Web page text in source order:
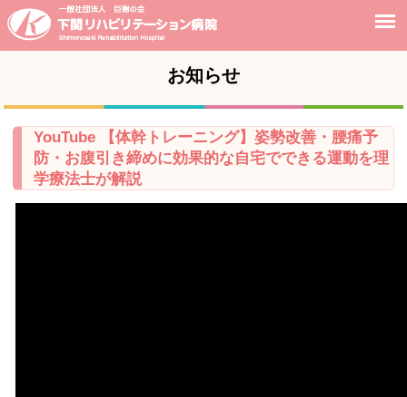
お知らせ
YouTube 【体幹トレーニング】姿勢改善・腰痛予
防・お腹引き締めに効果的な自宅でできる運動を理
学療法士が解説